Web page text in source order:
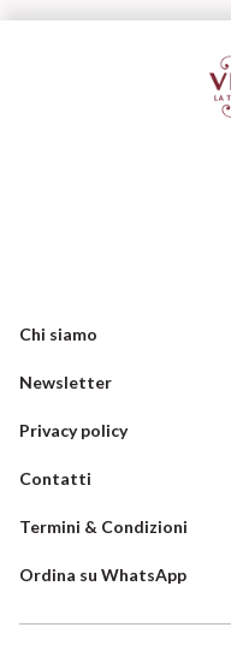
Chi siamo
Newsletter
Privacy policy
Contatti
Termini & Condizioni
Ordina su WhatsApp